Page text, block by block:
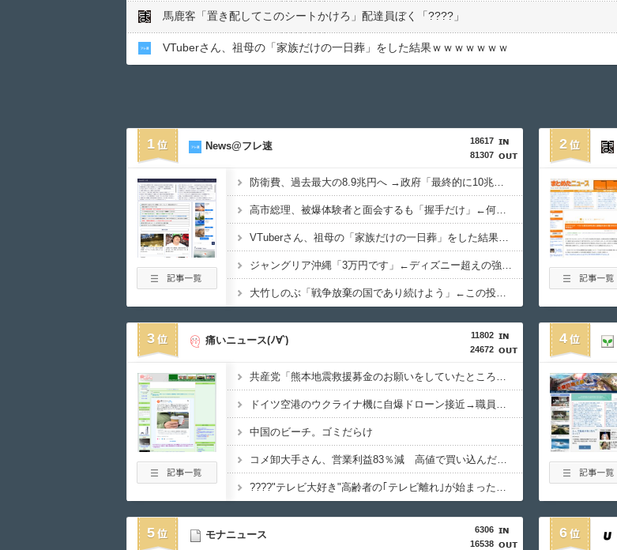
馬鹿客「置き配してこのシートかけろ」配達員ぼく「????」
VTuberさん、祖母の「家族だけの一日葬」をした結果ｗｗｗｗｗｗｗ
1
18617
81307
News@フレ速
防衛費、過去最大の8.9兆円へ →政府「最終的に10兆円規模になる可能性」
高市総理、被爆体験者と面会するも「握手だけ」←何のために会うんだよ…
VTuberさん、祖母の「家族だけの一日葬」をした結果ｗｗｗｗｗｗｗ
ジャングリア沖縄「3万円です」←ディズニー超えの強気価格ｗｗｗ
大竹しのぶ「戦争放棄の国であり続けよう」←この投稿が話題に
2
3
11802
24672
痛いニュース(ﾉ∀`)
共産党「熊本地震救援募金のお願いをしていたところ、中指を立てられました。嫌がらせ酷い」
ドイツ空港のウクライナ機に自爆ドローン接近→職員が蹴り落とす→偶然起爆装置が壊れセーフ
中国のビーチ。ゴミだらけ
コメ卸大手さん、営業利益83％減 高値で買い込んだ米が売れず「損切り祭り」開幕へ
????"テレビ大好き"高齢者の｢テレビ離れ｣が始まった…10代後半～20代の約7割が"ほぼ見ない"
4
5
6306
16538
モナニュース 6